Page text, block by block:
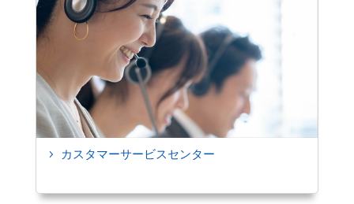
5 カスタマーサービスセンター